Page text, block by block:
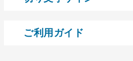
ご利用ガイド